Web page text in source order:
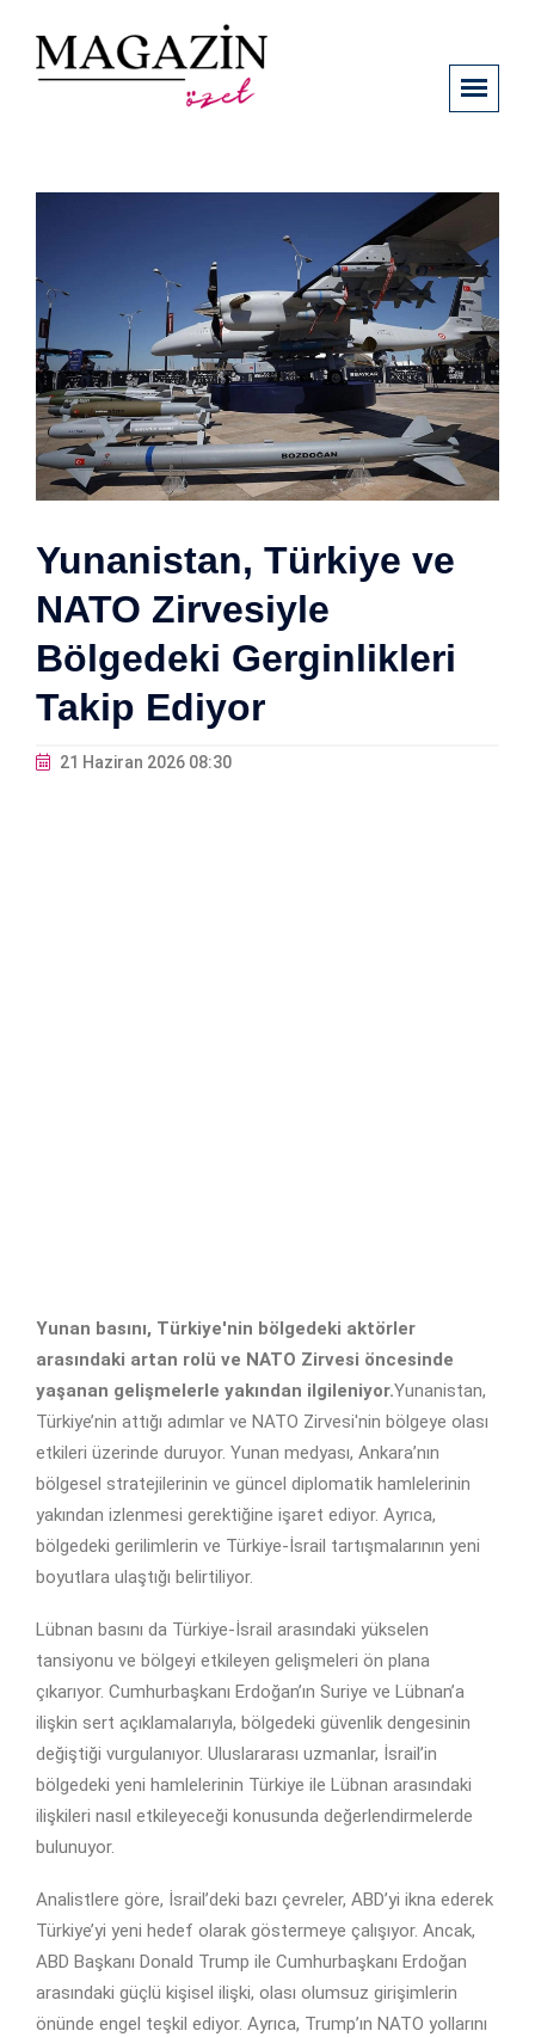
Yunanistan, Türkiye ve
NATO Zirvesiyle
Bölgedeki Gerginlikleri
Takip Ediyor
21 Haziran 2026 08:30
Yunan basını, Türkiye'nin bölgedeki aktörler
arasındaki artan rolü ve NATO Zirvesi öncesinde
yaşanan gelişmelerle yakından ilgileniyor.Yunanistan,
Türkiye’nin attığı adımlar ve NATO Zirvesi'nin bölgeye olası
etkileri üzerinde duruyor. Yunan medyası, Ankara’nın
bölgesel stratejilerinin ve güncel diplomatik hamlelerinin
yakından izlenmesi gerektiğine işaret ediyor. Ayrıca,
bölgedeki gerilimlerin ve Türkiye-İsrail tartışmalarının yeni
boyutlara ulaştığı belirtiliyor.
Lübnan basını da Türkiye-İsrail arasındaki yükselen
tansiyonu ve bölgeyi etkileyen gelişmeleri ön plana
çıkarıyor. Cumhurbaşkanı Erdoğan’ın Suriye ve Lübnan’a
ilişkin sert açıklamalarıyla, bölgedeki güvenlik dengesinin
değiştiği vurgulanıyor. Uluslararası uzmanlar, İsrail’in
bölgedeki yeni hamlelerinin Türkiye ile Lübnan arasındaki
ilişkileri nasıl etkileyeceği konusunda değerlendirmelerde
bulunuyor.
Analistlere göre, İsrail’deki bazı çevreler, ABD’yi ikna ederek
Türkiye’yi yeni hedef olarak göstermeye çalışıyor. Ancak,
ABD Başkanı Donald Trump ile Cumhurbaşkanı Erdoğan
arasındaki güçlü kişisel ilişki, olası olumsuz girişimlerin
önünde engel teşkil ediyor. Ayrıca, Trump’ın NATO yollarını